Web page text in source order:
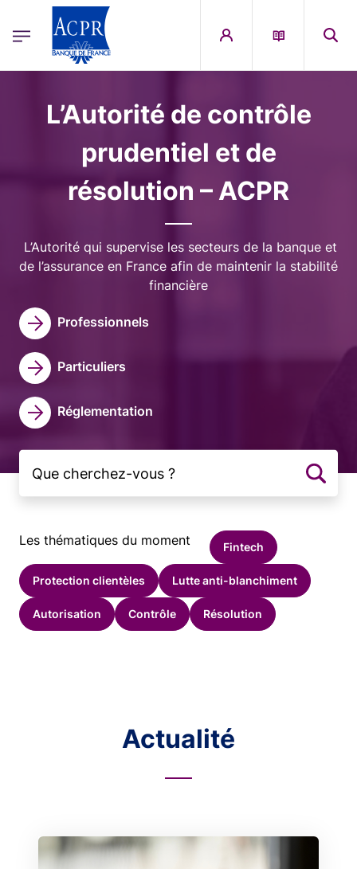
ACPR Menu Principal (French)
Image
L’Autorité de contrôle
prudentiel et de
résolution – ACPR
L’Autorité qui supervise les secteurs de la banque et
de l’assurance en France afin de maintenir la stabilité
financière
Professionnels
Particuliers
Réglementation
Les thématiques du moment Fintech
Protection clientèles Lutte anti-blanchiment
Autorisation Contrôle Résolution
Actualité